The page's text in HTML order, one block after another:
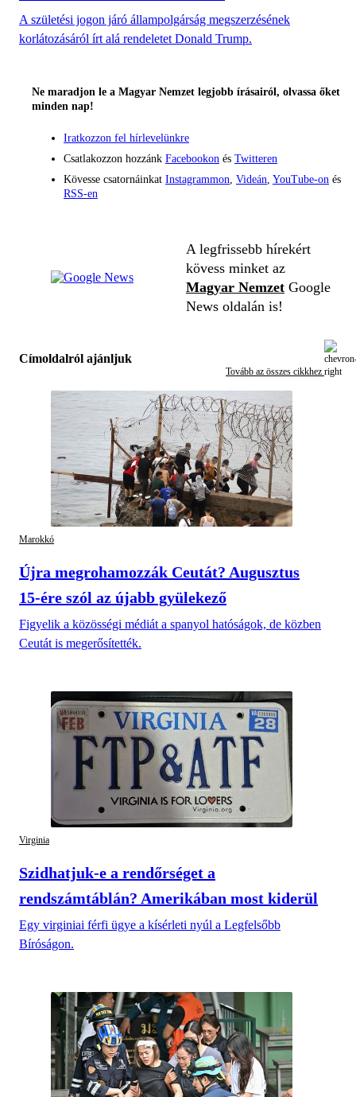
A születési jogon járó állampolgárság megszerzésének
korlátozásáról írt alá rendeletet Donald Trump.
Ne maradjon le a Magyar Nemzet legjobb írásairól, olvassa őket
minden nap!
Iratkozzon fel hírlevelünkre
Csatlakozzon hozzánk Facebookon és Twitteren
Kövesse csatornáinkat Instagrammon Videán YouTube-on és
RSS-en
A legfrissebb hírekért
kövess minket az
Magyar Nemzet Google
News oldalán is!
Címoldalról ajánljuk
Tovább az összes cikkhez
Marokkó
Újra megrohamozzák Ceutát? Augusztus
15-ére szól az újabb gyülekező
Figyelik a közösségi médiát a spanyol hatóságok, de közben
Ceutát is megerősítették.
Virginia
Szidhatjuk-e a rendőrséget a
rendszámtáblán? Amerikában most kiderül
Egy virginiai férfi ügye a kísérleti nyúl a Legfelsőbb
Bíróságon.